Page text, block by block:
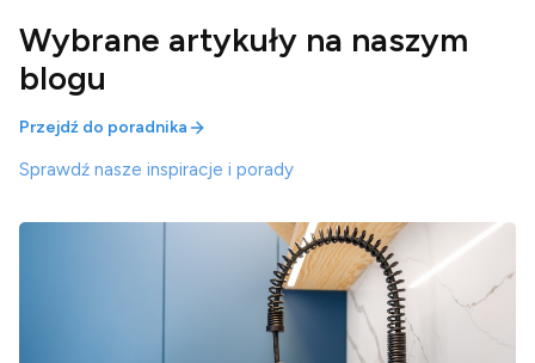
Wybrane artykuły na naszym
blogu
Przejdź do poradnika
Sprawdź nasze inspiracje i porady